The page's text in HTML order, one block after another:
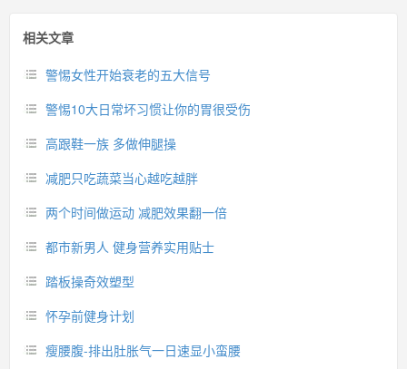
相关文章
警惕女性开始衰老的五大信号
警惕10大日常坏习惯让你的胃很受伤
高跟鞋一族 多做伸腿操
减肥只吃蔬菜当心越吃越胖
两个时间做运动 减肥效果翻一倍
都市新男人 健身营养实用贴士
踏板操奇效塑型
怀孕前健身计划
瘦腰腹-排出肚胀气一日速显小蛮腰